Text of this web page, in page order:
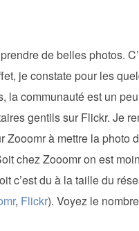
de belles photos.
je constate pour les
la communauté est un
gentils sur Flickr. Je
à mettre la photo
chez Zooomr on est
c’est du à la taille du
, Flickr). Voyez le